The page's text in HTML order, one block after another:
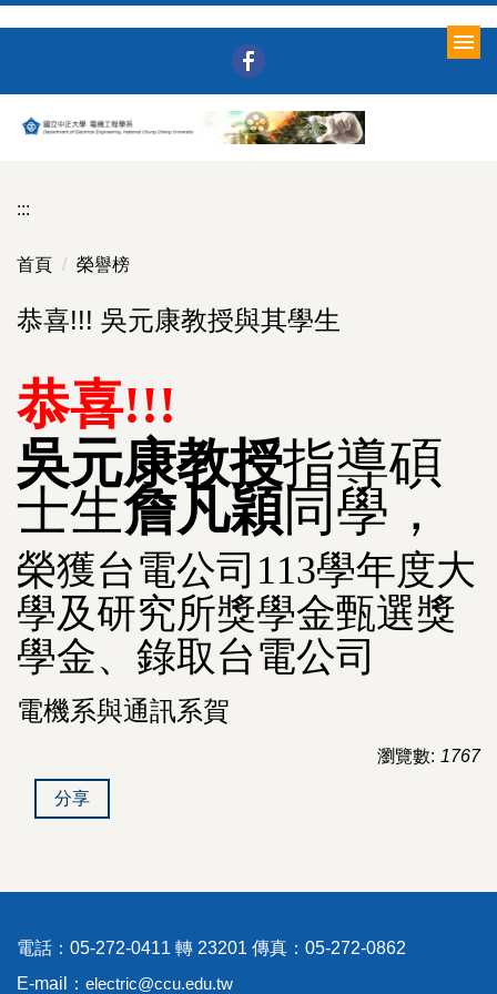
要
內
:::
首頁 榮譽榜
恭喜!!! 吳元康教授與其學生
恭喜!!!
吳元康教授指導碩
士生詹凡穎同學，
榮獲台電公司 113學年度大
學及研究所獎學金甄選獎
學金、錄取台電公司
電機系與通訊系賀
瀏覽數: 1767
分享
電話：05-272-0411 轉 23201 傳真：05-272-0862
E-mail： electric@ccu.edu.tw